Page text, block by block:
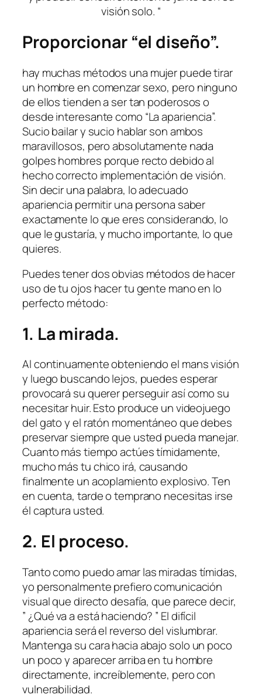
visión solo. “
Proporcionar “el diseño”.
hay muchas métodos una mujer puede tirar
un hombre en comenzar sexo, pero ninguno
de ellos tienden a ser tan poderosos o
desde interesante como “La apariencia”.
Sucio bailar y sucio hablar son ambos
maravillosos, pero absolutamente nada
golpes hombres porque recto debido al
hecho correcto implementación de visión.
Sin decir una palabra, lo adecuado
apariencia permitir una persona saber
exactamente lo que eres considerando, lo
que le gustaría, y mucho importante, lo que
quieres.
Puedes tener dos obvias métodos de hacer
uso de tu ojos hacer tu gente mano en lo
perfecto método:
1. La mirada.
Al continuamente obteniendo el mans visión
y luego buscando lejos, puedes esperar
provocará su querer perseguir así como su
necesitar huir. Esto produce un videojuego
del gato y el ratón momentáneo que debes
preservar siempre que usted pueda manejar.
Cuanto más tiempo actúes tímidamente,
mucho más tu chico irá, causando
finalmente un acoplamiento explosivo. Ten
en cuenta, tarde o temprano necesitas irse
él captura usted.
2. El proceso.
Tanto como puedo amar las miradas tímidas,
yo personalmente prefiero comunicación
visual que directo desafía, que parece decir,
” ¿Qué va a está haciendo? ” El difícil
apariencia será el reverso del vislumbrar.
Mantenga su cara hacia abajo solo un poco
un poco y aparecer arriba en tu hombre
directamente, increíblemente, pero con
vulnerabilidad.